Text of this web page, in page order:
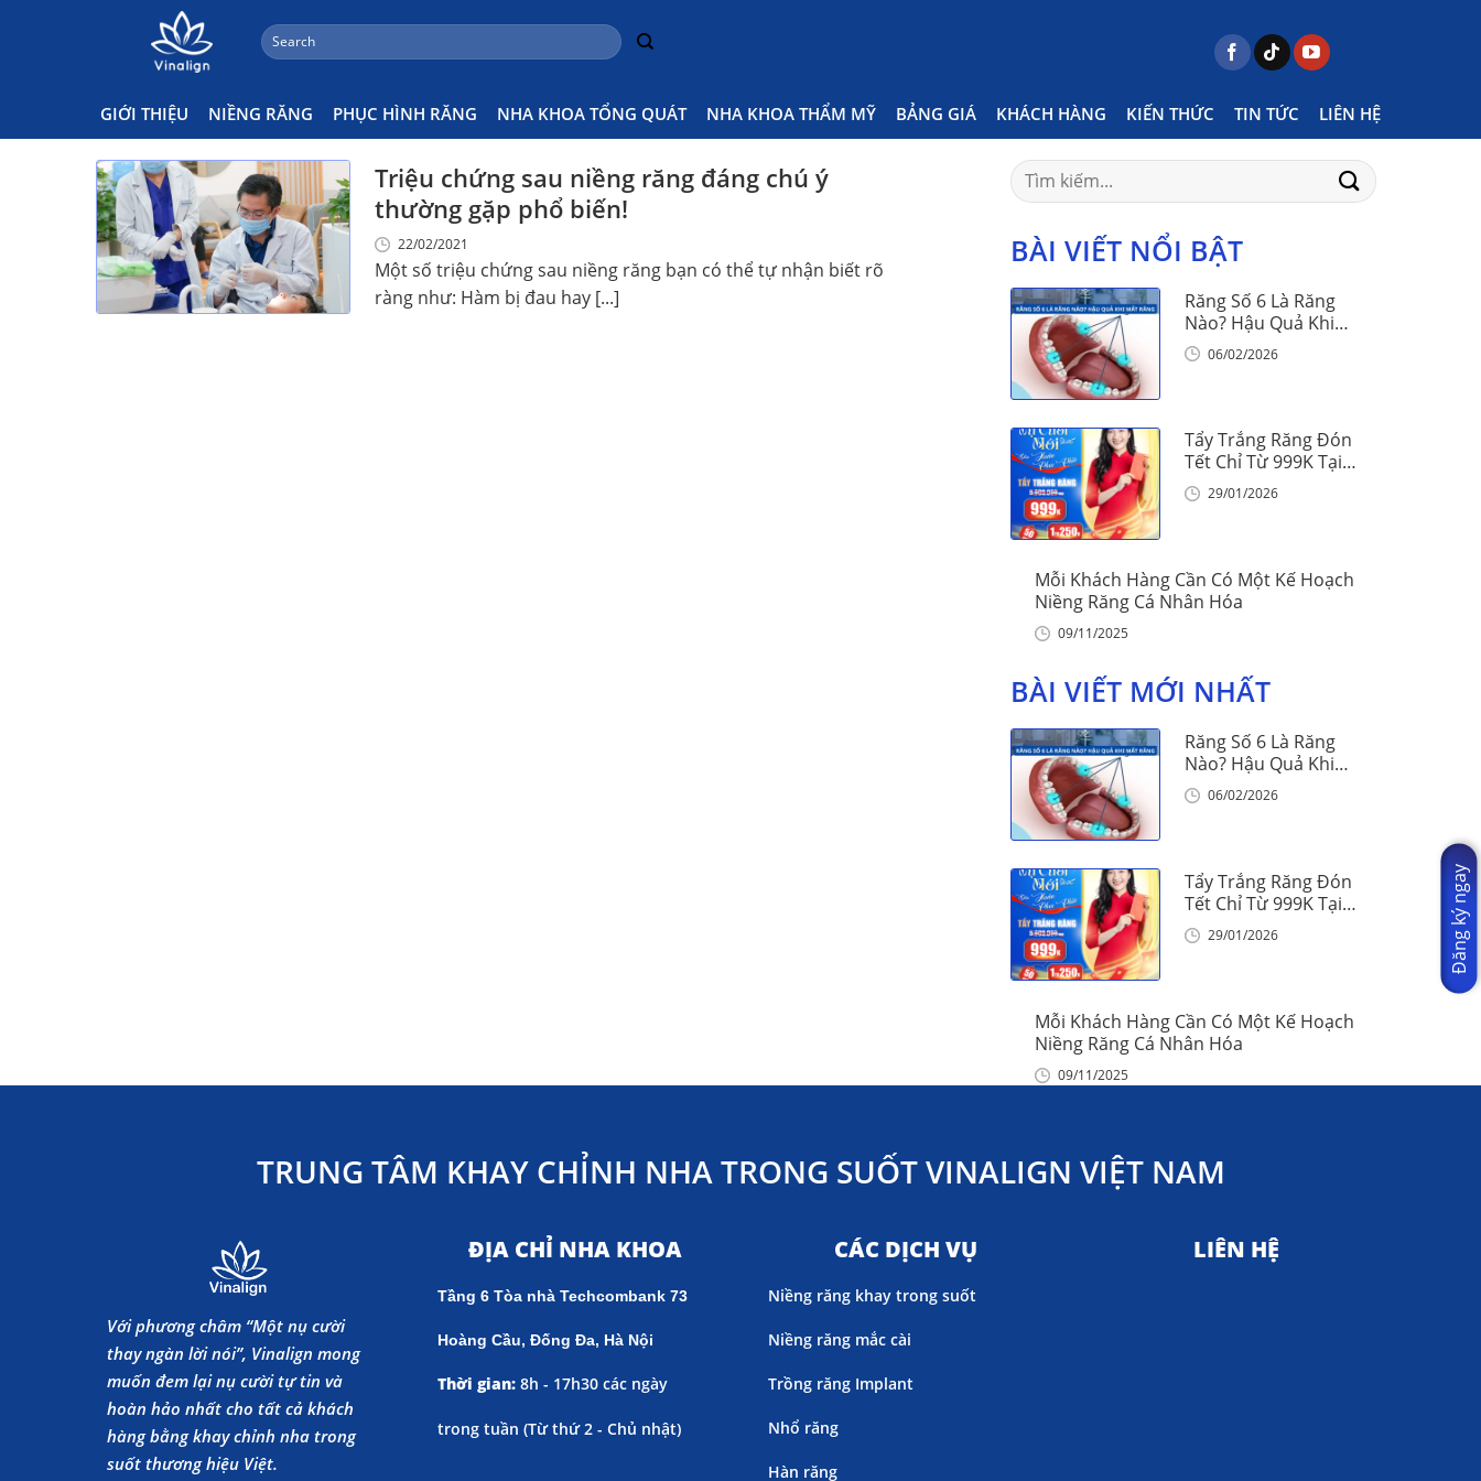
Search
for:
GIỚI THIỆU NIỀNG RĂNG PHỤC HÌNH RĂNG NHA KHOA TỔNG QUÁT NHA KHOA THẨM MỸ BẢNG GIÁ KHÁCH HÀNG KIẾN THỨC TIN TỨC LIÊN HỆ
Có Mấy Triệu Chứng Sau Niềng Răng Posts tagged "có mấy triệu chứng sau niềng răng"
Triệu chứng sau niềng răng đáng chú ý
thường gặp phổ biến!
22/02/2021
Một số triệu chứng sau niềng răng bạn có thể tự nhận biết rõ
ràng như: Hàm bị đau hay [...]
Search
for:
BÀI VIẾT NỔI BẬT
Răng Số 6 Là Răng
Nào? Hậu Quả Khi
Mất Răng Số 6
06/02/2026
Tẩy Trắng Răng Đón
Tết Chỉ Từ 999K Tại
Nha Khoa Vinalign
29/01/2026
Mỗi Khách Hàng Cần Có Một Kế Hoạch
Niềng Răng Cá Nhân Hóa
09/11/2025
BÀI VIẾT MỚI NHẤT
Răng Số 6 Là Răng
Nào? Hậu Quả Khi
Mất Răng Số 6
06/02/2026
Tẩy Trắng Răng Đón
Tết Chỉ Từ 999K Tại
Nha Khoa Vinalign
29/01/2026
Mỗi Khách Hàng Cần Có Một Kế Hoạch
Niềng Răng Cá Nhân Hóa
09/11/2025
TRUNG TÂM KHAY CHỈNH NHA TRONG SUỐT VINALIGN VIỆT NAM
Với phương châm “Một nụ cười
thay ngàn lời nói”, Vinalign mong
muốn đem lại nụ cười tự tin và
hoàn hảo nhất cho tất cả khách
hàng bằng khay chỉnh nha trong
suốt thương hiệu Việt.
ĐỊA CHỈ NHA KHOA
Tầng 6 Tòa nhà Techcombank 73
Hoàng Cầu, Đống Đa, Hà Nội
Thời gian: 8h - 17h30 các ngày
trong tuần (Từ thứ 2 - Chủ nhật)
CÁC DỊCH VỤ
Niềng răng khay trong suốt
Niềng răng mắc cài
Trồng răng Implant
Nhổ răng
Hàn răng
LIÊN HỆ
Đăng ký ngay